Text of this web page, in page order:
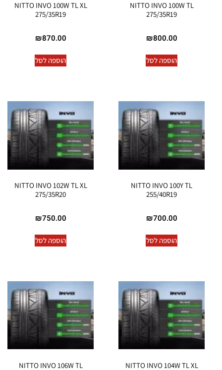
NITTO INVO 100W TL
275/35R19
₪800.00
הוספה לסל
NITTO INVO 100W TL XL
275/35R19
₪870.00
הוספה לסל
NITTO INVO 100Y TL
255/40R19
₪700.00
הוספה לסל
NITTO INVO 102W TL XL
275/35R20
₪750.00
הוספה לסל
NITTO INVO 104W TL XL
NITTO INVO 106W TL